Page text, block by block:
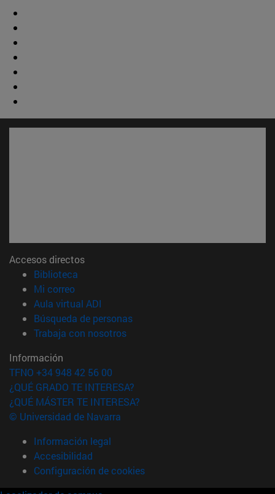
Accesos directos
Biblioteca
Mi correo(abre en nueva ventana)
Aula virtual ADI
Búsqueda de personas(abre en nueva ventana)
Trabaja con nosotros(abre en nueva ventana)
Información
TFNO +34 948 42 56 00
¿QUÉ GRADO TE INTERESA?
¿QUÉ MÁSTER TE INTERESA?
© Universidad de Navarra
Información legal
Accesibilidad
Configuración de cookies